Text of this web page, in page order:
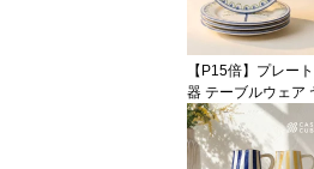
インテリア 輸入 イ
ート 直輸入 ギフト
テリア Coast to
【P15倍】プレー
器 テーブルウェア
の木 ボタニカル 1枚
セット リーフ ホワ
ブルー 陶器 アース